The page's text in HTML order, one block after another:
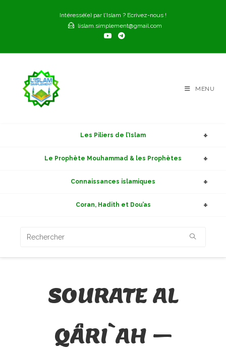
Intéressé(e) par l'Islam ? Ecrivez-nous !
lislam.simplement@gmail.com
MENU
Les Piliers de l’Islam
Le Prophète Mouhammad & les Prophètes
Connaissances islamiques
Coran, Hadith et Dou’as
SOURATE AL
QÂRI`AH –